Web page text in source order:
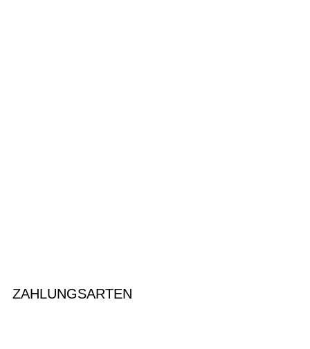
ZAHLUNGSARTEN